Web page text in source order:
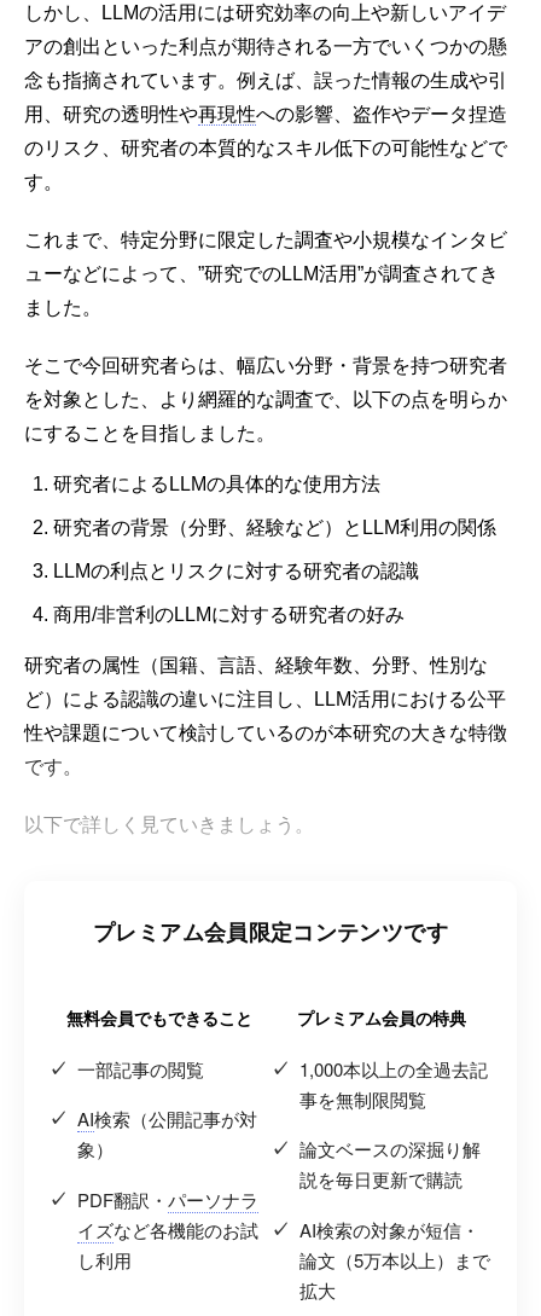
しかし、LLMの活用には研究効率の向上や新しいアイデ
アの創出といった利点が期待される一方でいくつかの懸
念も指摘されています。例えば、誤った情報の生成や引
用、研究の透明性や再現性への影響、盗作やデータ捏造
のリスク、研究者の本質的なスキル低下の可能性などで
す。
これまで、特定分野に限定した調査や小規模なインタビ
ューなどによって、”研究でのLLM活用”が調査されてき
ました。
そこで今回研究者らは、幅広い分野・背景を持つ研究者
を対象とした、より網羅的な調査で、以下の点を明らか
にすることを目指しました。
研究者によるLLMの具体的な使用方法
研究者の背景（分野、経験など）とLLM利用の関係
LLMの利点とリスクに対する研究者の認識
商用/非営利のLLMに対する研究者の好み
研究者の属性（国籍、言語、経験年数、分野、性別な
ど）による認識の違いに注目し、LLM活用における公平
性や課題について検討しているのが本研究の大きな特徴
です。
以下で詳しく見ていきましょう。
プレミアム会員限定コンテンツです
無料会員でもできること
一部記事の閲覧
AI検索（公開記事が対
象）
PDF翻訳・ パーソナラ
イズなど各機能のお試
し利用
プレミアム会員の特典
1,000本以上の全過去記
事を無制限閲覧
論文ベースの深掘り解
説を毎日更新で購読
AI検索の対象が短信・
論文（5万本以上）まで
拡大